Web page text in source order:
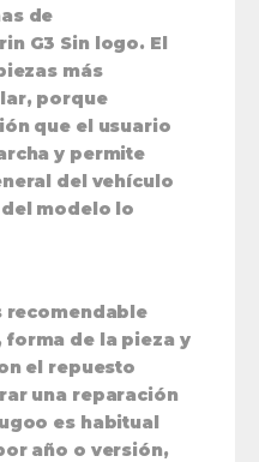
de
G3 Sin logo. El
más
porque
que el usuario
y permite
del vehículo
modelo lo
recomendable
de la pieza y
el repuesto
una reparación
es habitual
año o versión,